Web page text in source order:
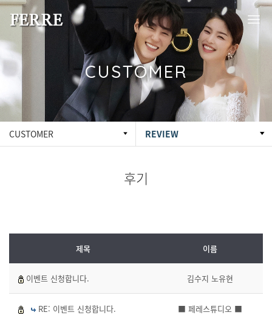
CUSTOMER
CUSTOMER REVIEW
후기
제목 이름
이벤트 신청합니다. 김수지 노유현
RE: 이벤트 신청합니다. ■ 페레스튜디오 ■